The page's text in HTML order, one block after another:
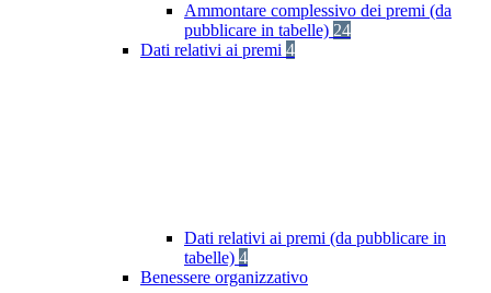
Ammontare complessivo dei premi (da
pubblicare in tabelle) 24
Dati relativi ai premi 4
Dati relativi ai premi (da pubblicare in
tabelle) 4
Benessere organizzativo